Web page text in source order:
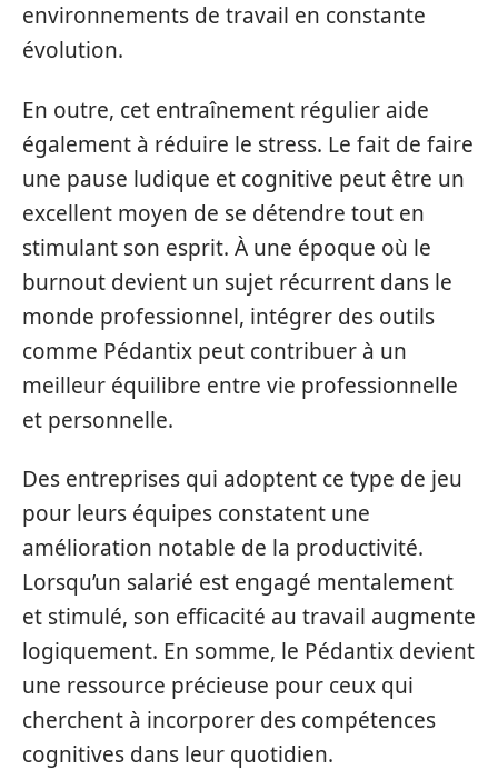
environnements de travail en constante
évolution.
En outre, cet entraînement régulier aide
également à réduire le stress. Le fait de faire
une pause ludique et cognitive peut être un
excellent moyen de se détendre tout en
stimulant son esprit. À une époque où le
burnout devient un sujet récurrent dans le
monde professionnel, intégrer des outils
comme Pédantix peut contribuer à un
meilleur équilibre entre vie professionnelle
et personnelle.
Des entreprises qui adoptent ce type de jeu
pour leurs équipes constatent une
amélioration notable de la productivité.
Lorsqu’un salarié est engagé mentalement
et stimulé, son efficacité au travail augmente
logiquement. En somme, le Pédantix devient
une ressource précieuse pour ceux qui
cherchent à incorporer des compétences
cognitives dans leur quotidien.